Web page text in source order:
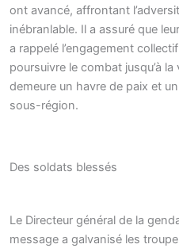
ont avancé, affrontant
inébranlable. Il a assuré que
a rappelé l’engagement
poursuivre le combat jusqu’à
demeure un havre de paix et
sous-région.
Des soldats blessés
Le Directeur général de la
message a galvanisé les